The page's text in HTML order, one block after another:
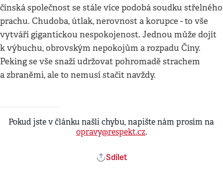
čínská společnost se stále více podobá soudku střelného
prachu. Chudoba, útlak, nerovnost a korupce - to vše
vytváří gigantickou nespokojenost. Jednou může dojít
k výbuchu, obrovským nepokojům a rozpadu Číny.
Peking se vše snaží udržovat pohromadě strachem
a zbraněmi, ale to nemusí stačit navždy.
Pokud jste v článku našli chybu, napište nám prosím na
opravy@respekt.cz.
Sdílet